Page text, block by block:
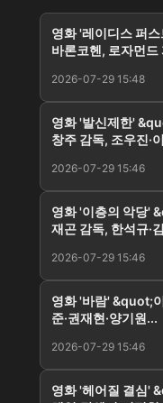
영화 '레이디스 퍼
바론코헨, 로자먼드
2026-07-29 15:48
영화 '발신제한'
창주 감독, 조우진·
2026-07-29 15:46
영화 '이층의 악당'
재곤 감독, 한석규·
2026-07-29 15:46
영화 '바람' &quot;
준·권재현·양기원...
2026-07-29 15:46
영화 '헤어질 결심'